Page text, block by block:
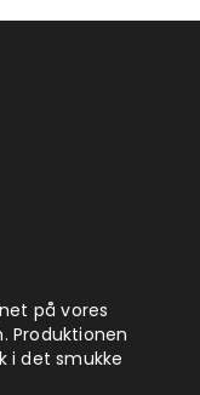
på vores
Produktionen
i det smukke